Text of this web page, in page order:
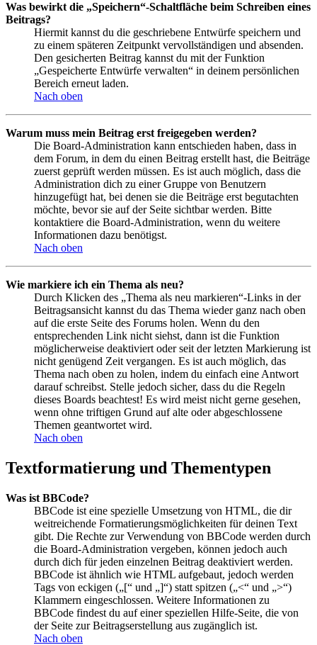
Was bewirkt die „Speichern“-Schaltfläche beim Schreiben eines
Beitrags?
Hiermit kannst du die geschriebene Entwürfe speichern und
zu einem späteren Zeitpunkt vervollständigen und absenden.
Den gesicherten Beitrag kannst du mit der Funktion
„Gespeicherte Entwürfe verwalten“ in deinem persönlichen
Bereich erneut laden.
Nach oben
Warum muss mein Beitrag erst freigegeben werden?
Die Board-Administration kann entschieden haben, dass in
dem Forum, in dem du einen Beitrag erstellt hast, die Beiträge
zuerst geprüft werden müssen. Es ist auch möglich, dass die
Administration dich zu einer Gruppe von Benutzern
hinzugefügt hat, bei denen sie die Beiträge erst begutachten
möchte, bevor sie auf der Seite sichtbar werden. Bitte
kontaktiere die Board-Administration, wenn du weitere
Informationen dazu benötigst.
Nach oben
Wie markiere ich ein Thema als neu?
Durch Klicken des „Thema als neu markieren“-Links in der
Beitragsansicht kannst du das Thema wieder ganz nach oben
auf die erste Seite des Forums holen. Wenn du den
entsprechenden Link nicht siehst, dann ist die Funktion
möglicherweise deaktiviert oder seit der letzten Markierung ist
nicht genügend Zeit vergangen. Es ist auch möglich, das
Thema nach oben zu holen, indem du einfach eine Antwort
darauf schreibst. Stelle jedoch sicher, dass du die Regeln
dieses Boards beachtest! Es wird meist nicht gerne gesehen,
wenn ohne triftigen Grund auf alte oder abgeschlossene
Themen geantwortet wird.
Nach oben
Textformatierung und Thementypen
Was ist BBCode?
BBCode ist eine spezielle Umsetzung von HTML, die dir
weitreichende Formatierungsmöglichkeiten für deinen Text
gibt. Die Rechte zur Verwendung von BBCode werden durch
die Board-Administration vergeben, können jedoch auch
durch dich für jeden einzelnen Beitrag deaktiviert werden.
BBCode ist ähnlich wie HTML aufgebaut, jedoch werden
Tags von eckigen („[“ und „]“) statt spitzen („<“ und „>“)
Klammern eingeschlossen. Weitere Informationen zu
BBCode findest du auf einer speziellen Hilfe-Seite, die von
der Seite zur Beitragserstellung aus zugänglich ist.
Nach oben